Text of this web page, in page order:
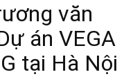
văn
án VEGA
tại Hà Nội